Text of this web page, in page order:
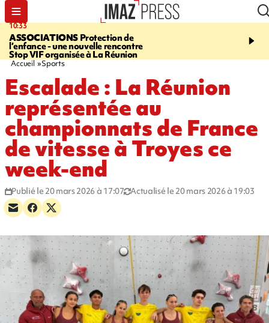
10:33
ASSOCIATIONSProtection de
l’enfance - une nouvelle rencontre
Stop VIF organisée à La Réunion
15:03
Vaste feu
l'ouest du pays, 20.000
Accueil Sports
Escalade : La Réunion
représentée au
championnats de France
de vitesse à Troyes ce
week-end
Publié le 20 mars 2026 à 17:07 Actualisé le 20 mars 2026 à 19:03